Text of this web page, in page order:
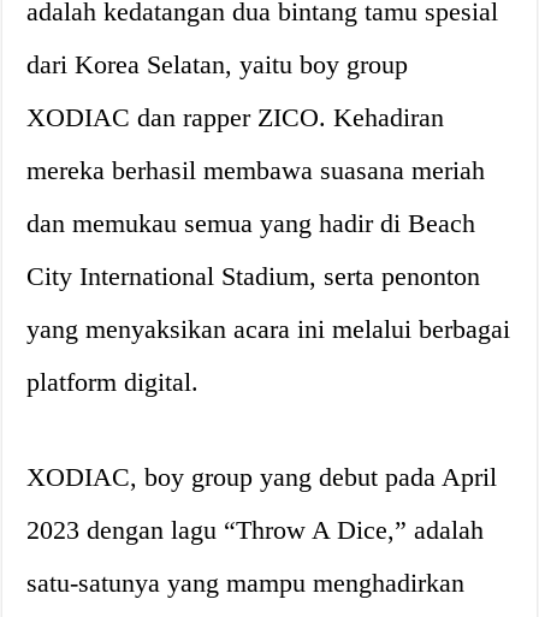
adalah kedatangan dua bintang tamu spesial
dari Korea Selatan, yaitu boy group
XODIAC dan rapper ZICO. Kehadiran
mereka berhasil membawa suasana meriah
dan memukau semua yang hadir di Beach
City International Stadium, serta penonton
yang menyaksikan acara ini melalui berbagai
platform digital.
XODIAC, boy group yang debut pada April
2023 dengan lagu “Throw A Dice,” adalah
satu-satunya yang mampu menghadirkan